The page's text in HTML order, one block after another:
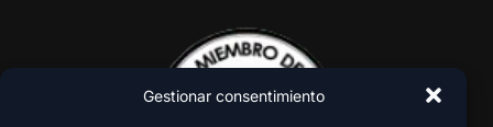
Gestionar consentimiento